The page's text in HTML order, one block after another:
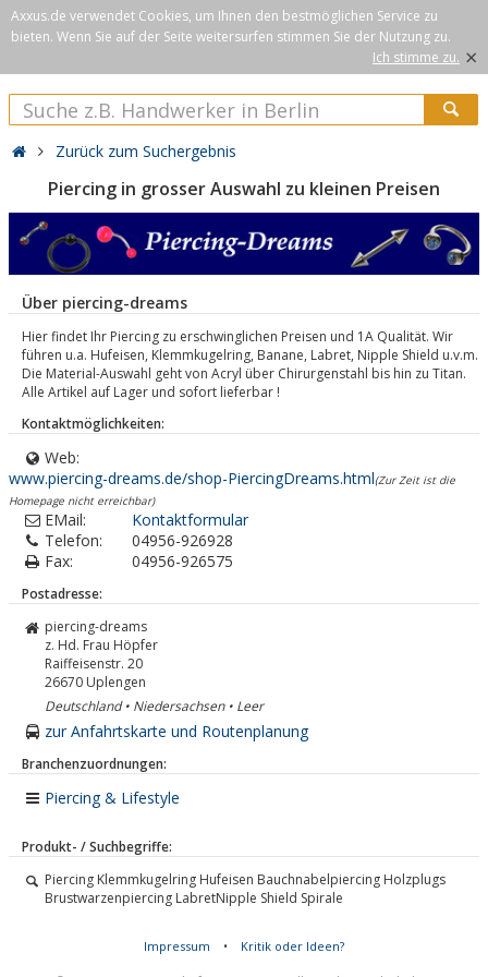
Axxus.de verwendet Cookies, um Ihnen den bestmöglichen Service zu
bieten. Wenn Sie auf der Seite weitersurfen stimmen Sie der Nutzung zu.
Ich stimme zu. ×
Zurück zum Suchergebnis
Piercing in grosser Auswahl zu kleinen Preisen
Über piercing-dreams
Hier findet Ihr Piercing zu erschwinglichen Preisen und 1A Qualität. Wir
führen u.a. Hufeisen, Klemmkugelring, Banane, Labret, Nipple Shield u.v.m.
Die Material-Auswahl geht von Acryl über Chirurgenstahl bis hin zu Titan.
Alle Artikel auf Lager und sofort lieferbar !
Kontaktmöglichkeiten:
Web:
www.piercing-dreams.de/shop-PiercingDreams.html(Zur Zeit ist die
Homepage nicht erreichbar)
EMail:
Kontaktformular
Telefon:
04956-926928
Fax:
04956-926575
Postadresse:
piercing-dreams
z. Hd. Frau Höpfer
Raiffeisenstr. 20
26670 Uplengen
Deutschland • Niedersachsen • Leer
zur Anfahrtskarte und Routenplanung
Branchenzuordnungen:
Piercing & Lifestyle
Produkt- / Suchbegriffe:
Piercing Klemmkugelring Hufeisen Bauchnabelpiercing Holzplugs
Brustwarzenpiercing LabretNipple Shield Spirale
Impressum • Kritik oder Ideen?